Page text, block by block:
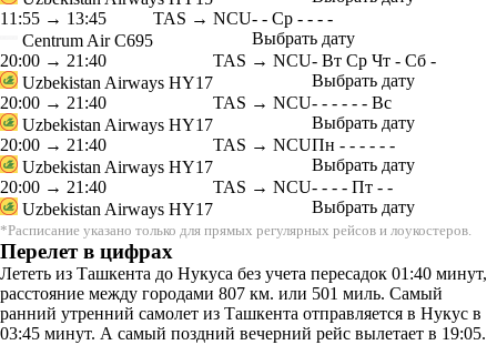
11:55 → 13:45
Centrum AirC695
TAS → NCU- - Ср - - - -
Выбрать дату
20:00 → 21:40
Uzbekistan Airways HY17
TAS → NCU- Вт Ср Чт - Сб -
Выбрать дату
20:00 → 21:40
Uzbekistan Airways HY17
TAS → NCU- - - - - - Вс
Выбрать дату
20:00 → 21:40
Uzbekistan Airways HY17
TAS → NCUПн - - - - - -
Выбрать дату
20:00 → 21:40
Uzbekistan Airways HY17
TAS → NCU- - - - Пт - -
Выбрать дату
*Расписание указано только для прямых регулярных рейсов и лоукостеров.
Перелет в цифрах
Лететь из Ташкента до Нукуса без учета пересадок 01:40 минут,
расстояние между городами 807 км. или 501 миль. Самый
ранний утренний самолет из Ташкента отправляется в Нукус в
03:45 минут. А самый поздний вечерний рейс вылетает в 19:05.